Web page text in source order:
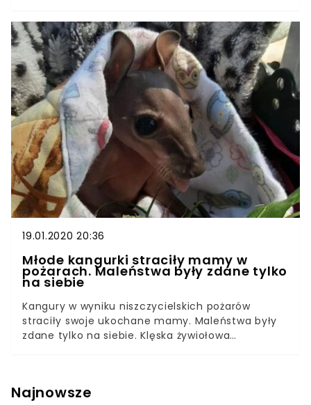
okrucieństwa wobec zwierząt, tym bardziej
oburzył opinię publiczną, jako że w tym
momencie australijskie zwierzęta i tak już
okropnie cierpią. Przemoc wobec zwierząt to
jedna z najgorszych rzeczy, jakich można się
dopuścić. Robienie krzywdy bezbronnym istotom,
które nie mają jak się obronić to coś
przerażającego, co budzi w nas wszystkich
wewnętrzny sprzeciw. Jednak wciąż zdarzają się
zwyrodnialcy tacy jak ten mężczyzna, którzy tak
okropne akty traktują jako rozrywkę.
19.01.2020 20:36
Młode kangurki straciły mamy w
pożarach. Maleństwa były zdane tylko
na siebie
Kangury w wyniku niszczycielskich pożarów
straciły swoje ukochane mamy. Maleństwa były
zdane tylko na siebie. Klęska żywiołowa
stronę płonącej Australii, a zdjęcia, które
Najnowsze